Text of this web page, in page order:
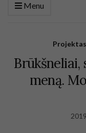
Menu
meną.